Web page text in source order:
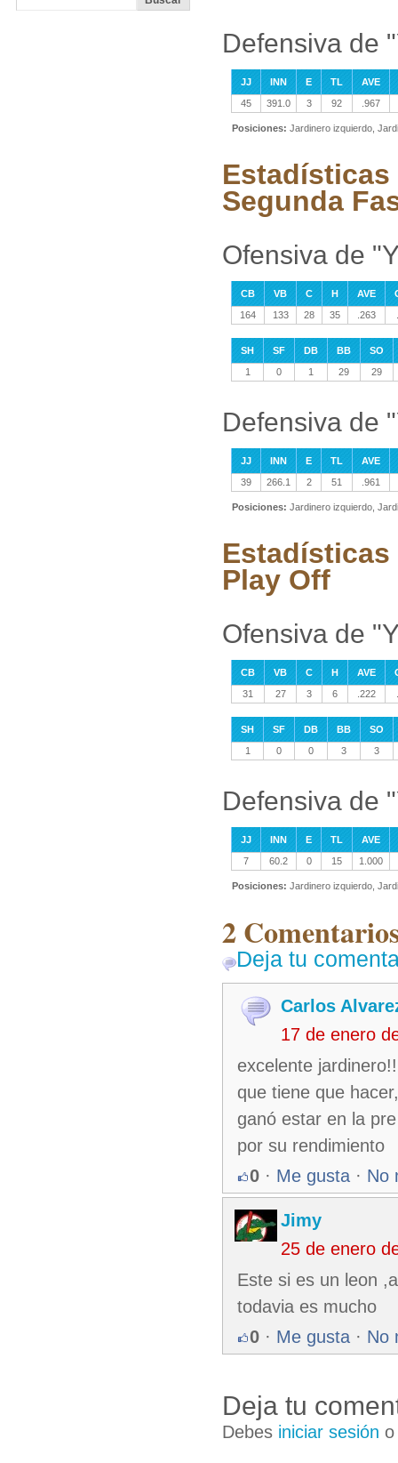
Defensiva de
JJ INN E TL
AVE
45
391.0 3 92 .967
Posiciones: Jardinero izquierdo,
Estadísticas
Segunda
Ofensiva de
CB VB C H AVE
164
133 28 35 .263
SH SF DB BB
SO
1
0 1 29 29
Defensiva de
JJ INN E TL
AVE
39
266.1 2 51 .961
Posiciones: Jardinero izquierdo,
Estadísticas
Play Off
Ofensiva de
CB VB C H AVE
31
27 3 6 .222
SH SF DB BB
SO
1
0 0 3 3
Defensiva de
JJ INN E TL
AVE
7
60.2 0 15 1.000
Posiciones: Jardinero izquierdo,
2
Deja tu
Carlos
17 de enero
excelente
que tiene que
ganó estar en la
por su rendimiento
0 · Me gusta · No
Jimy
25 de enero
Este si es un leon
todavia es mucho
0 · Me gusta · No
Deja tu
Debes iniciar sesión